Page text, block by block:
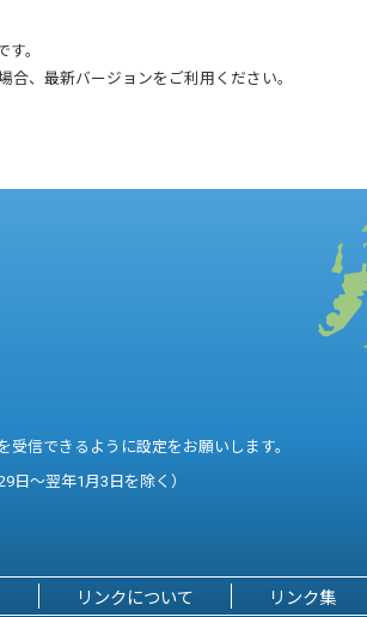
す。
合、最新バージョンをご利用ください。
信できるように設定をお願いします。
日～翌年1月3日を除く）
リンクについて リンク集